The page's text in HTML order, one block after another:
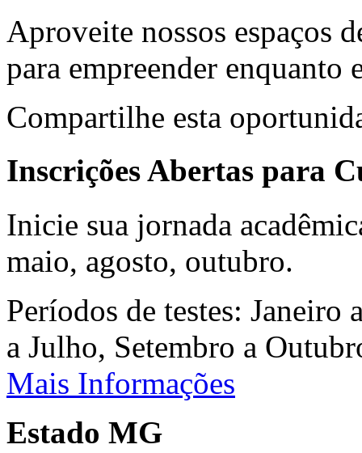
Aproveite nossos espaços
para empreender enquanto
Compartilhe esta
Inscrições Abertas para
Inicie sua jornada
maio, agosto, outubro.
Períodos de testes:
a Julho, Setembro a
Mais Informações
Estado MG